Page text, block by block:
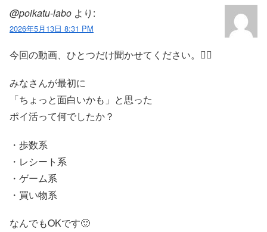
@poikatu-labo より:
2026年5月13日 8:31 PM
今回の動画、ひとつだけ聞かせてください。🚶‍♂
みなさんが最初に
「ちょっと面白いかも」と思った
ポイ活って何でしたか？
・歩数系
・レシート系
・ゲーム系
・買い物系
なんでもOKです🙂